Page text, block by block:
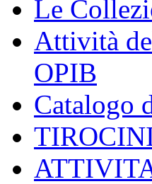
Le
Attività
OPIB
Catalogo